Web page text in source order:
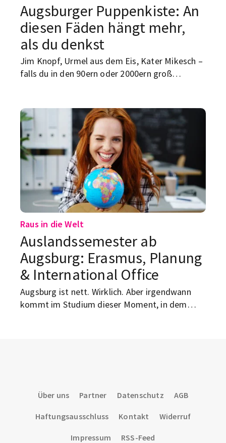
Augsburger Puppenkiste: An
diesen Fäden hängt mehr,
als du denkst
Jim Knopf, Urmel aus dem Eis, Kater Mikesch –
falls du in den 90ern oder 2000ern groß
wurden sie alle an einem Ort: der Augsburger
Puppenkiste.
Raus in die Welt
Auslandssemester ab
Augsburg: Erasmus, Planung
& International Office
Augsburg ist nett. Wirklich. Aber irgendwann
kommt im Studium dieser Moment, in dem
noch ein Winter mit grauem Campus-Himmel
Über uns Partner Datenschutz AGB
Haftungsausschluss Kontakt Widerruf
Impressum RSS-Feed